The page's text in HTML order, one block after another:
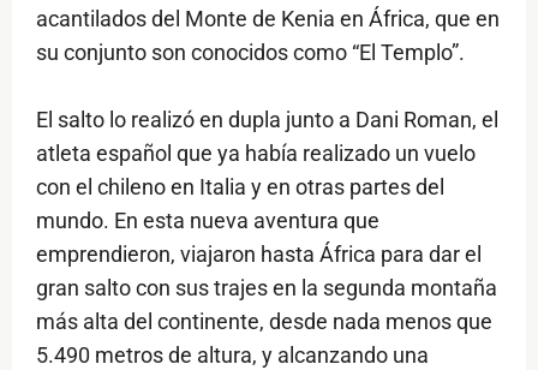
acantilados del Monte de Kenia en África, que en
su conjunto son conocidos como “El Templo”.
El salto lo realizó en dupla junto a Dani Roman, el
atleta español que ya había realizado un vuelo
con el chileno en Italia y en otras partes del
mundo. En esta nueva aventura que
emprendieron, viajaron hasta África para dar el
gran salto con sus trajes en la segunda montaña
más alta del continente, desde nada menos que
5.490 metros de altura, y alcanzando una